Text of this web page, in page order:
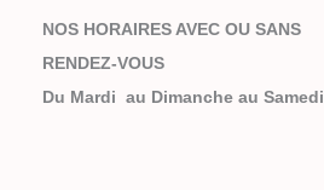
NOS HORAIRES AVEC OU SANS
RENDEZ-VOUS
Du Mardi au Dimanche au Samedi